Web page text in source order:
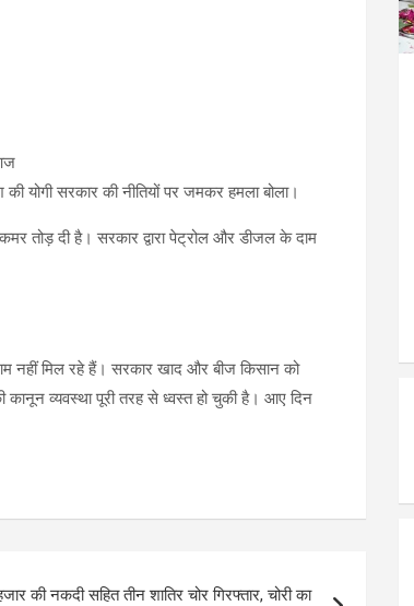
योगी सरकार की नीतियों पर जमकर हमला बोला।
तोड़ दी है। सरकार द्वारा पेट्रोल और डीजल के दाम
नहीं मिल रहे हैं। सरकार खाद और बीज किसान को
कानून व्यवस्था पूरी तरह से ध्वस्त हो चुकी है। आए दिन
की नकदी सहित तीन शातिर चोर गिरफ्तार, चोरी का